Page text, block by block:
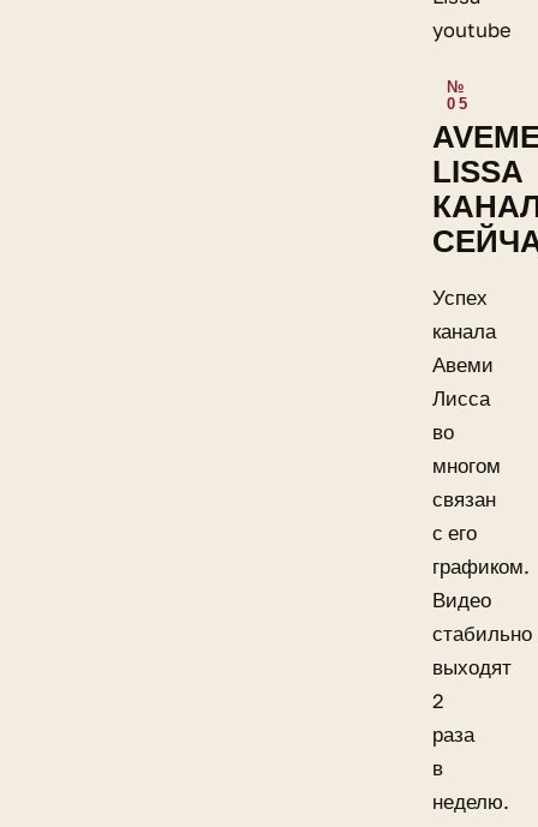
youtube
LISSA
Успех
канала
Авеми
Лисса
во
многом
связан
с его
графиком.
Видео
стабильно
выходят
2
раза
в
неделю.